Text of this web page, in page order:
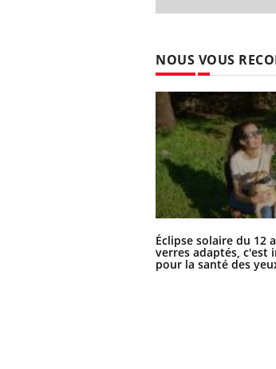
NOUS VOUS
Éclipse solaire du 12
verres adaptés, c'est
pour la santé des